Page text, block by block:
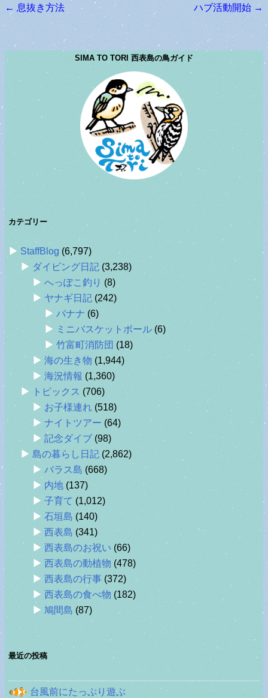
投稿ナビゲーション
← 息抜き方法 ハブ活動開始 →
SIMA TO TORI 西表島の鳥ガイド
カテゴリー
StaffBlog (6,797)
ダイビング日記 (3,238)
へっぽこ釣り (8)
ヤナギ日記 (242)
バナナ (6)
ミニバスケットボール (6)
竹富町消防団 (18)
海の生き物 (1,944)
海況情報 (1,360)
トピックス (706)
お子様連れ (518)
ナイトツアー (64)
記念ダイブ (98)
島の暮らし日記 (2,862)
バラス島 (668)
内地 (137)
子育て (1,012)
石垣島 (140)
西表島 (341)
西表島のお祝い (66)
西表島の動植物 (478)
西表島の行事 (372)
西表島の食べ物 (182)
鳩間島 (87)
最近の投稿
台風前にたっぷり遊ぶ